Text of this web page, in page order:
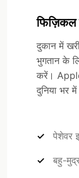
फिज़िकल
दुकान में
भुगतान के
करें।
दुनिया भर
पेशेवर
बहु-